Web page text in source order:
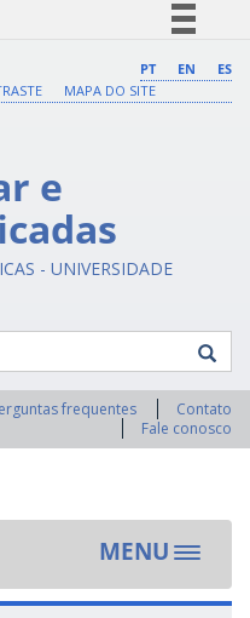
Comunica BR
Legislação
Canais
PT EN
ES
MAPA DO SITE
e
- UNIVERSIDADE
frequentes
Contato
Fale conosco
MENU
Toggle